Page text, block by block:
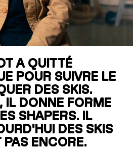
SLAP 104
SLAP 92
UBAC 102
A QUITTÉ
POUR SUIVRE LE
DES SKIS.
IL DONNE FORME
SHAPERS. IL
DES SKIS
PAS ENCORE.